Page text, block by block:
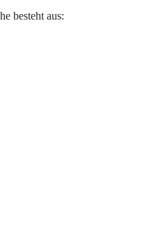
besteht aus: